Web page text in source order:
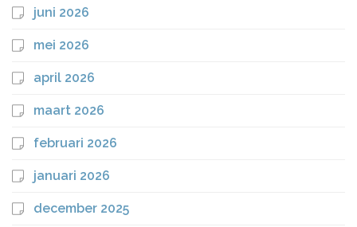
juni 2026
mei 2026
april 2026
maart 2026
februari 2026
januari 2026
december 2025